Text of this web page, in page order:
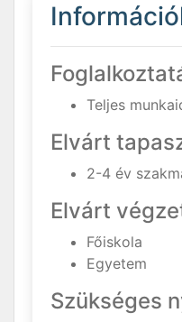
Teljes
Elvárt
2-4 év
Elvárt
Főiskola
Egyetem
Szükséges